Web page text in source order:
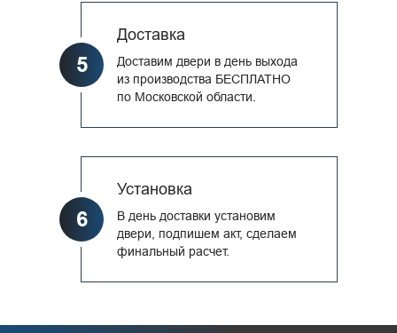
5
Доставка
Доставим двери в день выхода
из производства БЕСПЛАТНО
по Московской области.
6
Установка
В день доставки установим
двери, подпишем акт, сделаем
финальный расчет.